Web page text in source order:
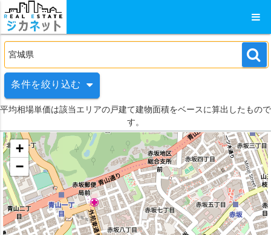
条件を絞り込む
平均相場単価は該当エリアの戸建て建物面積をベースに算出したもので
す。
+
−